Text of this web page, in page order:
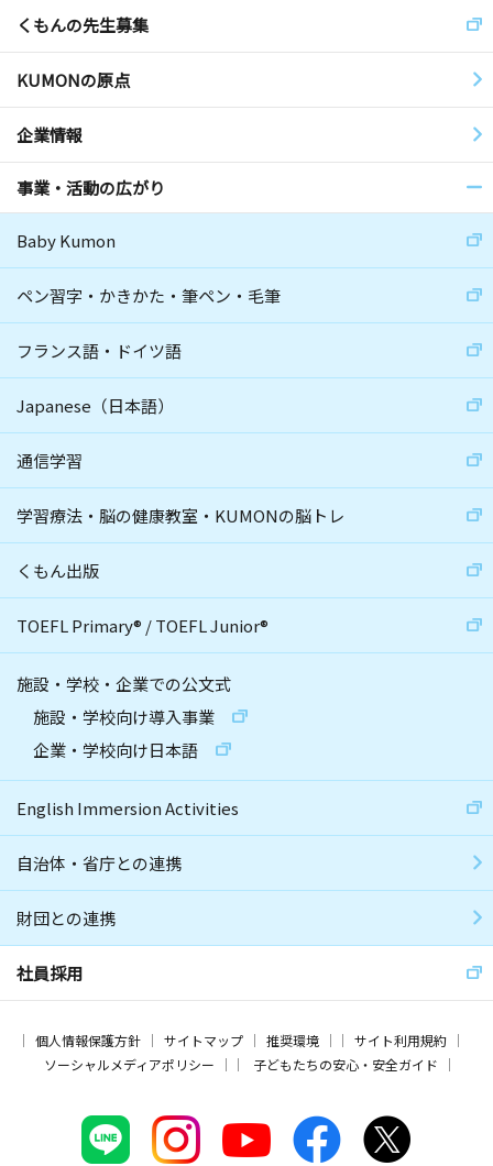
くもんの先生募集
KUMONの原点
企業情報
事業・活動の広がり
Baby Kumon
ペン習字・かきかた・筆ペン・毛筆
フランス語・ドイツ語
Japanese（日本語）
通信学習
学習療法・脳の健康教室・KUMONの脳トレ
くもん出版
TOEFL Primary® /TOEFL Junior®
施設・学校・企業での公文式
施設・学校向け導入事業
企業・学校向け日本語
English Immersion Activities
自治体・省庁との連携
財団との連携
社員採用
個人情報保護方針 サイトマップ 推奨環境
サイト利用規約
ソーシャルメディアポリシー
子どもたちの安心・安全ガイド